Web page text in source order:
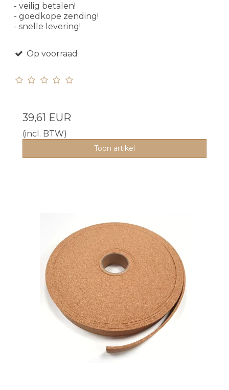
- veilig betalen!
- goedkope zending!
- snelle levering!
Op voorraad
39,61 EUR
(incl. BTW)
Toon artikel